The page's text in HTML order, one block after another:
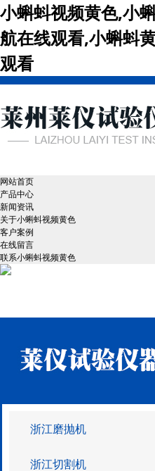
小蝌蚪视频黄色,小
航在线观看,小蝌蚪
观看
网站首页
产品中心
新闻资讯
关于小蝌蚪视频黄色
客户案例
在线留言
联系小蝌蚪视频黄色
浙江磨抛机
浙江切割机